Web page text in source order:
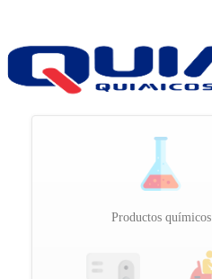
Productos químicos